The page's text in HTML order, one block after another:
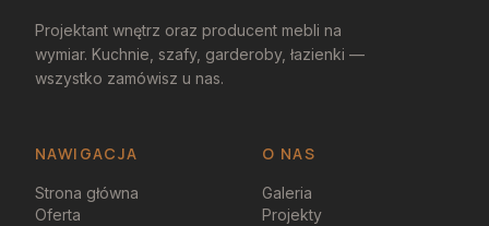
Projektant wnętrz oraz producent mebli na
wymiar. Kuchnie, szafy, garderoby, łazienki —
wszystko zamówisz u nas.
NAWIGACJA O NAS
Strona główna
Oferta
Galeria
Projekty